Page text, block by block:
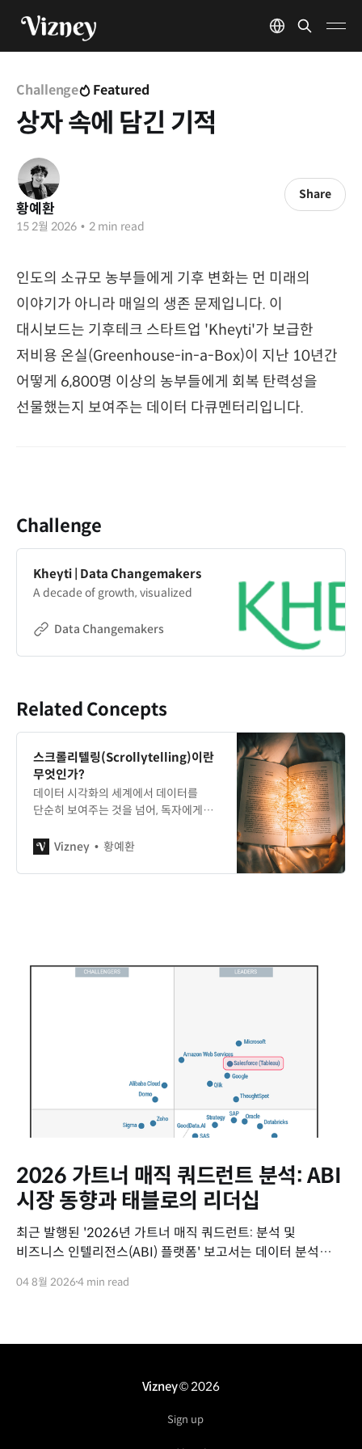
Challenge Featured
상자 속에 담긴 기적
황예환
15 2월 2026 • 2 min read
Share
인도의 소규모 농부들에게 기후 변화는 먼 미래의
이야기가 아니라 매일의 생존 문제입니다. 이
대시보드는 기후테크 스타트업 'Kheyti'가 보급한
저비용 온실(Greenhouse-in-a-Box)이 지난 10년간
어떻게 6,800명 이상의 농부들에게 회복 탄력성을
선물했는지 보여주는 데이터 다큐멘터리입니다.
Challenge
Kheyti | Data Changemakers
A decade of growth, visualized
Data Changemakers
Related Concepts
스크롤리텔링(Scrollytelling)이란
무엇인가?
데이터 시각화의 세계에서 데이터를
단순히 보여주는 것을 넘어, 독자에게
주는 것은 매우 중요한 과제입니다.
중 하나인 ‘스크롤리텔링
합성어입니다. 말 그대로 웹 페이지에서
스크롤을 내리는 동작에 따라
Vizney 황예환
2026 가트너 매직 쿼드런트 분석: ABI
시장 동향과 태블로의 리더십
최근 발행된 '2026년 가트너 매직 쿼드런트: 분석 및
비즈니스 인텔리전스(ABI) 플랫폼' 보고서는 데이터 분석
이번 보고서를 통해 ABI 시장의 변화 흐름과 세일즈포스
04 8월 20264 min read
Vizney© 2026
Sign up